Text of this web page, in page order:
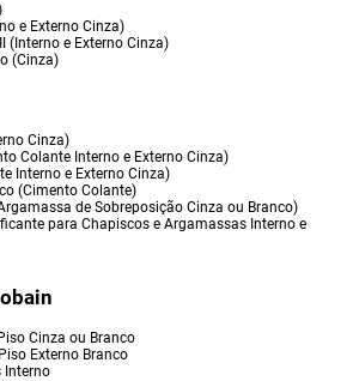
e Externo Cinza)
(Interno e Externo Cinza)
(Cinza)
Cinza)
Colante Interno e Externo Cinza)
Interno e Externo Cinza)
(Cimento Colante)
de Sobreposição Cinza ou Branco)
para Chapiscos e Argamassas Interno e
Cinza ou Branco
Externo Branco
Interno